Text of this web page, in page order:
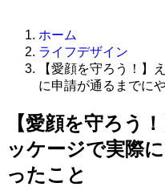
ホーム
ライフデザイン
【愛顔を守ろう！】
に申請が通るまでに
【愛顔を守ろう
ッケージで実際
ったこと